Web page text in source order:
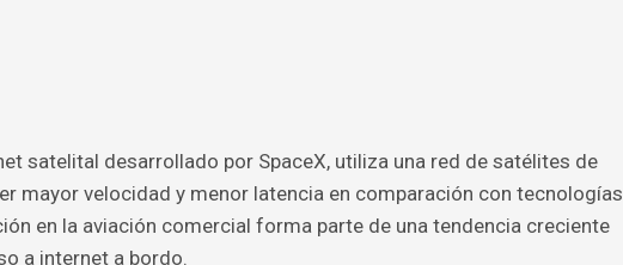
satelital desarrollado por SpaceX, utiliza una red de satélites de
mayor velocidad y menor latencia en comparación con tecnologías
en la aviación comercial forma parte de una tendencia creciente
a internet a bordo.